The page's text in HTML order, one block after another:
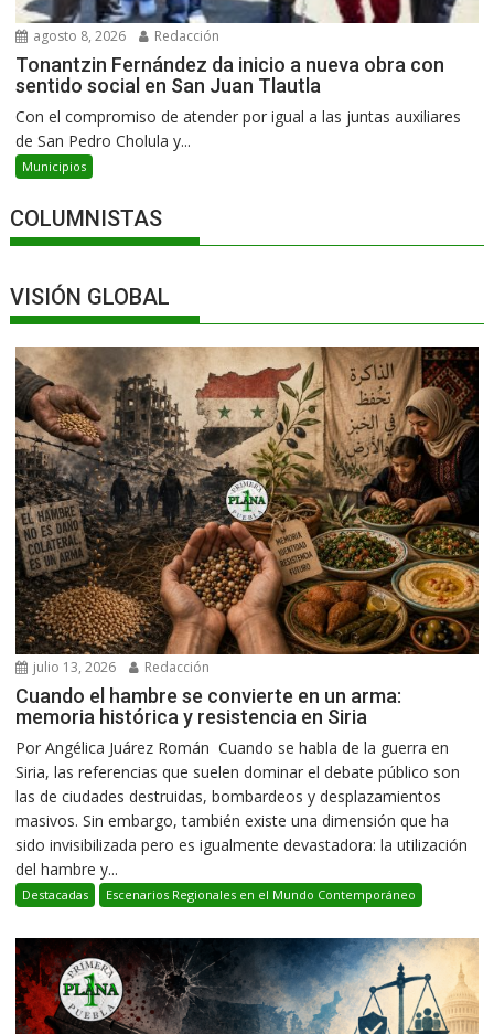
agosto 8, 2026 Redacción
Tonantzin Fernández da inicio a nueva obra con
sentido social en San Juan Tlautla
Con el compromiso de atender por igual a las juntas auxiliares
de San Pedro Cholula y...
Municipios
COLUMNISTAS
VISIÓN GLOBAL
julio 13, 2026 Redacción
Cuando el hambre se convierte en un arma:
memoria histórica y resistencia en Siria
Por Angélica Juárez Román Cuando se habla de la guerra en
Siria, las referencias que suelen dominar el debate público son
las de ciudades destruidas, bombardeos y desplazamientos
masivos. Sin embargo, también existe una dimensión que ha
sido invisibilizada pero es igualmente devastadora: la utilización
del hambre y...
Destacadas Escenarios Regionales en el Mundo Contemporáneo